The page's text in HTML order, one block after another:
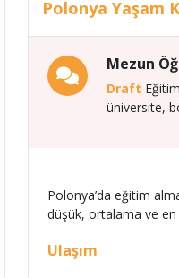
Polonya Yaşam
Mezun
Draft
üniversite,
Polonya’da eğitim
düşük, ortalama ve en
Ulaşım